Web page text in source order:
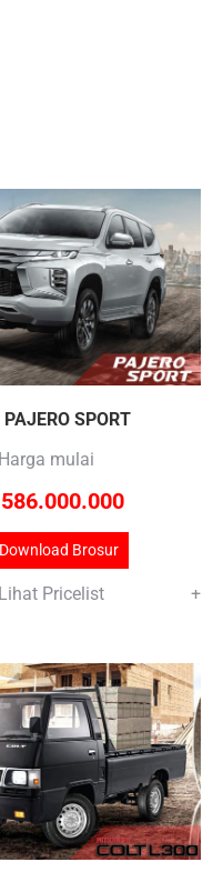
PAJERO SPORT
Harga mulai
Download Brosur
Lihat Pricelist +